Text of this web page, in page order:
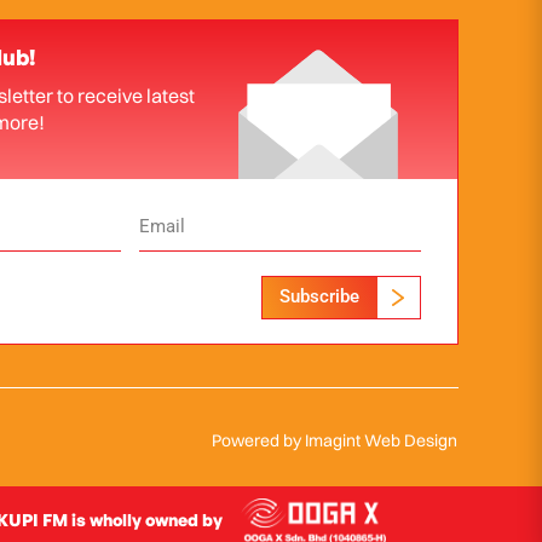
to receive latest
Subscribe
Powered by Imagint Web Design
FM is wholly owned by